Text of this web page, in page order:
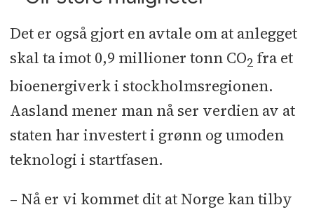
Det er også gjort en avtale om at anlegget
skal ta imot 0,9 millioner tonn CO2 fra et
bioenergiverk i stockholmsregionen.
Aasland mener man nå ser verdien av at
staten har investert i grønn og umoden
teknologi i startfasen.
– Nå er vi kommet dit at Norge kan tilby